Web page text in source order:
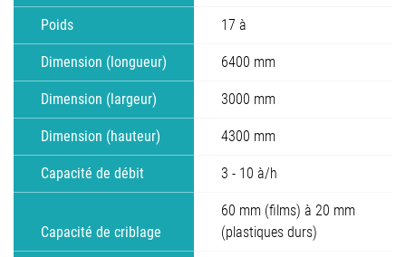
Poids 17 à
Dimension (longueur) 6400 mm
Dimension (largeur) 3000 mm
Dimension (hauteur) 4300 mm
Capacité de débit 3 - 10 à/h
Capacité de criblage
60 mm (films) à 20 mm
(plastiques durs)